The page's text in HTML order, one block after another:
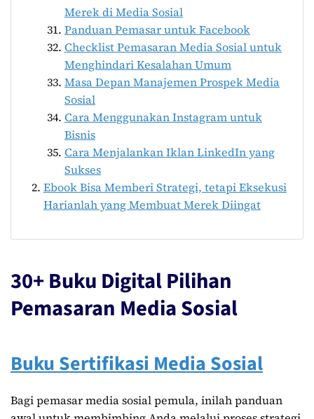
Merek di Media Sosial
Panduan Pemasar untuk Facebook
Checklist Pemasaran Media Sosial untuk
Menghindari Kesalahan Umum
Masa Depan Manajemen Prospek Media
Sosial
Cara Menggunakan Instagram untuk
Bisnis
Cara Menjalankan Iklan LinkedIn yang
Sukses
Ebook Bisa Memberi Strategi, tetapi Eksekusi
Harianlah yang Membuat Merek Diingat
30+ Buku Digital Pilihan
Pemasaran Media Sosial
Buku Sertifikasi Media Sosial
Bagi pemasar media sosial pemula, inilah panduan